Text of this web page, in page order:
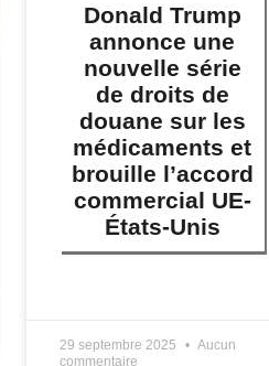
Donald Trump
annonce une
nouvelle série
de droits de
douane sur les
médicaments et
brouille l’accord
commercial UE-
États-Unis
29 septembre 2025
Aucun
commentaire